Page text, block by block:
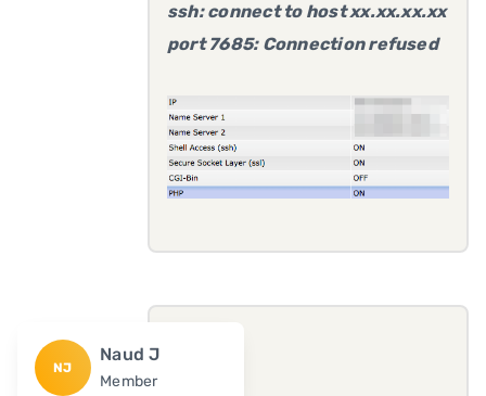
ssh: connect to host xx.xx.xx.xx
port 7685: Connection refused
NJ
Naud J
Member